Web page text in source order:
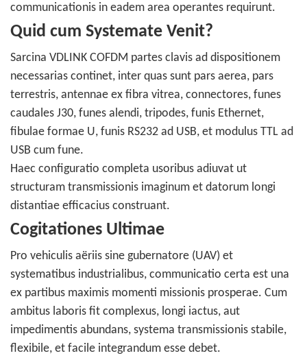
communicationis in eadem area operantes requirunt.
Quid cum Systemate Venit?
Sarcina VDLINK COFDM partes clavis ad dispositionem
necessarias continet, inter quas sunt pars aerea, pars
terrestris, antennae ex fibra vitrea, connectores, funes
caudales J30, funes alendi, tripodes, funis Ethernet,
fibulae formae U, funis RS232 ad USB, et modulus TTL ad
USB cum fune.
Haec configuratio completa usoribus adiuvat ut
structuram transmissionis imaginum et datorum longi
distantiae efficacius construant.
Cogitationes Ultimae
Pro vehiculis aëriis sine gubernatore (UAV) et
systematibus industrialibus, communicatio certa est una
ex partibus maximis momenti missionis prosperae. Cum
ambitus laboris fit complexus, longi iactus, aut
impedimentis abundans, systema transmissionis stabile,
flexibile, et facile integrandum esse debet.